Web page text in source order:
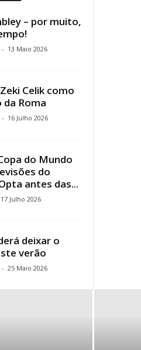
– por muito,
- 13 Maio 2026
Celik como
Roma
- 16 Julho 2026
do Mundo
do
antes das...
17 Julho 2026
deixar o
verão
- 25 Maio 2026